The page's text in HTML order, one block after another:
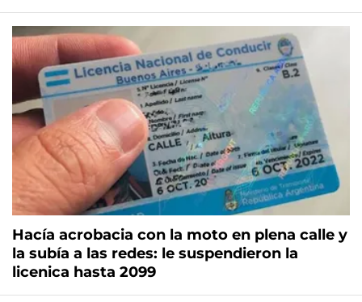
Hacía acrobacia con la moto en plena calle y
la subía a las redes: le suspendieron la
licenica hasta 2099